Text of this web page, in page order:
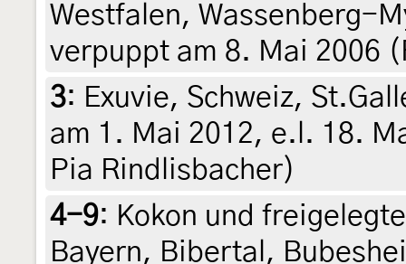
Westfalen, Wassenberg-
verpuppt am 8. Mai 2006
3: Exuvie, Schweiz,
am 1. Mai 2012, e.l. 18.
Pia Rindlisbacher)
4-9: Kokon und
Bayern, Bibertal,